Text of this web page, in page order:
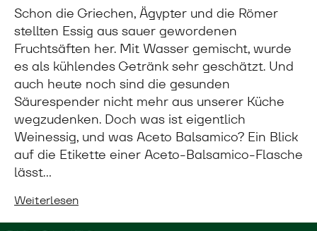
Schon die Griechen, Ägypter und die Römer
stellten Essig aus sauer gewordenen
Fruchtsäften her. Mit Wasser gemischt, wurde
es als kühlendes Getränk sehr geschätzt. Und
auch heute noch sind die gesunden
Säurespender nicht mehr aus unserer Küche
wegzudenken. Doch was ist eigentlich
Weinessig, und was Aceto Balsamico? Ein Blick
auf die Etikette einer Aceto-Balsamico-Flasche
lässt…
Weiterlesen